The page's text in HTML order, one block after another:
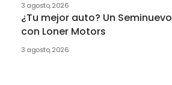
3 agosto, 2026
¿Tu mejor auto? Un Seminuevo
con Loner Motors
3 agosto, 2026